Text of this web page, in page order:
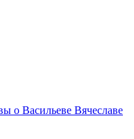
о Васильеве Вячеславе